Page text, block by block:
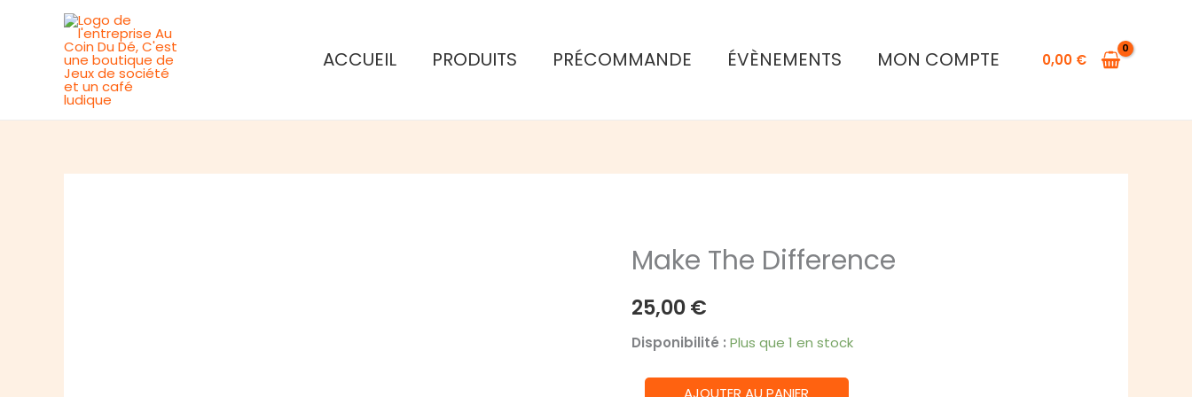
ACCUEIL PRODUITS PRÉCOMMANDE ÉVÈNEMENTS MON COMPTE 0,00 €
Make The Difference
25,00€
Disponibilité : Plus que 1 en stock
quantitéAJOUTER AU PANIER
The